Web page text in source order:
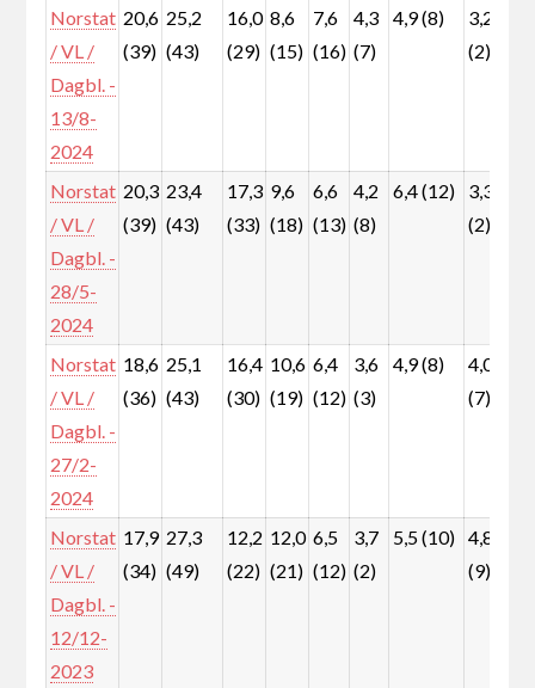
Norstat
/ VL /
Dagbl. -
13/8-
2024
20,6
(39)
25,2
(43)
16,0
(29)
8,6
(15)
7,6
(16)
4,3
(7)
4,9 (8)
3,2
(2)
Norstat
/ VL /
Dagbl. -
28/5-
2024
20,3
(39)
23,4
(43)
17,3
(33)
9,6
(18)
6,6
(13)
4,2
(8)
6,4 (12)
3,3
(2)
Norstat
/ VL /
Dagbl. -
27/2-
2024
18,6
(36)
25,1
(43)
16,4
(30)
10,6
(19)
6,4
(12)
3,6
(3)
4,9 (8)
4,0
(7)
Norstat
/ VL /
Dagbl. -
12/12-
2023
17,9
(34)
27,3
(49)
12,2
(22)
12,0
(21)
6,5
(12)
3,7
(2)
5,5 (10) 4,8
(9)